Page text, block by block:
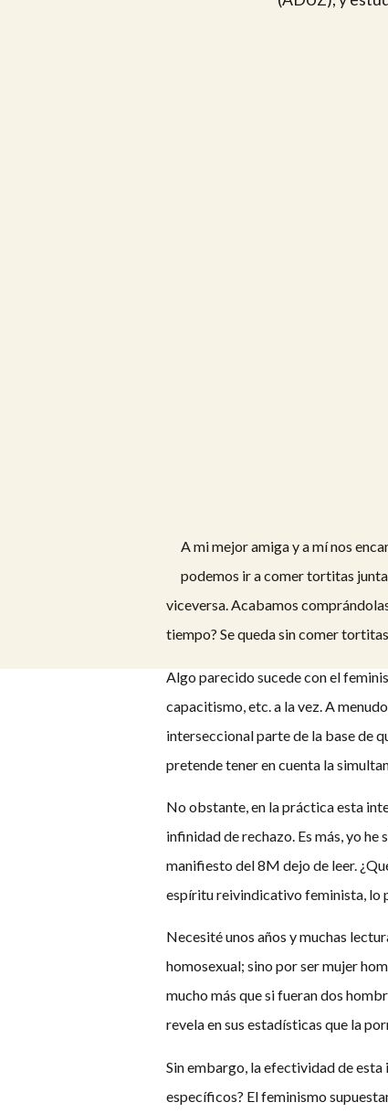
A mi mejor amiga y a mí nos
podemos ir a comer tortitas
viceversa. Acabamos
tiempo? Se queda sin comer
Algo parecido sucede con el
capacitismo, etc. a la vez. A
interseccional parte de la base de
pretende tener en cuenta la
No obstante, en la práctica esta
infinidad de rechazo. Es más, yo
manifiesto del 8M dejo de leer.
espíritu reivindicativo feminista, lo
Necesité unos años y muchas
homosexual; sino por ser mujer
mucho más que si fueran dos
revela en sus estadísticas que la
Sin embargo, la efectividad de esta
específicos? El feminismo